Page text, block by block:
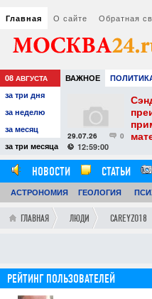
Главная О сайте Обратная
08 АВГУСТА ВАЖНОЕ
ТЕХНОЛОГИИ
за три дня
за неделю
за месяц
за три месяца
советы для
0
29.07.26
12:59:00
НОВОСТИ СТАТЬИ
ОБЗОРЫ
АСТРОНОМИЯ ГЕОЛОГИЯ
ГЛАВНАЯ ЛЮДИ CAREYZO18
РЕЙТИНГ ПОЛЬЗОВАТЕЛЕЙ